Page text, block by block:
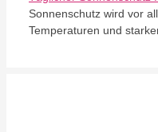
Sonnenschutz wird vor
Temperaturen und